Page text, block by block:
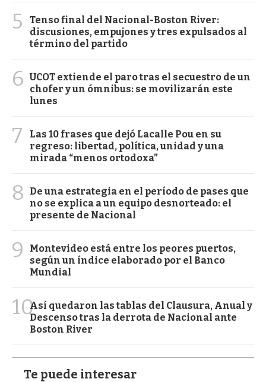
5
Tenso final del Nacional-Boston River:
discusiones, empujones y tres expulsados al
término del partido
6 UCOT extiende el paro tras el secuestro de un
chofer y un ómnibus: se movilizarán este
lunes
7
Las 10 frases que dejó Lacalle Pou en su
regreso: libertad, política, unidad y una
mirada “menos ortodoxa”
8
De una estrategia en el período de pases que
no se explica a un equipo desnorteado: el
presente de Nacional
9
Montevideo está entre los peores puertos,
según un índice elaborado por el Banco
Mundial
10Así quedaron las tablas del Clausura, Anual y
Descenso tras la derrota de Nacional ante
Boston River
Te puede interesar